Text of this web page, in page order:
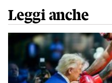
Leggi anche